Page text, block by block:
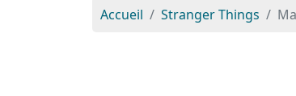
Accueil Stranger Things